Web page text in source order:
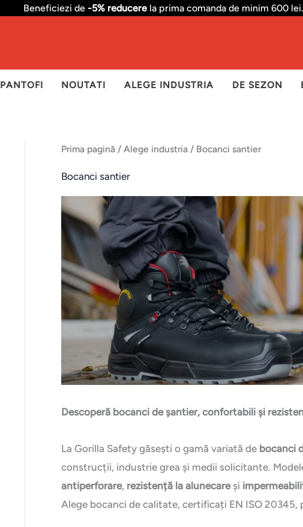
Beneficiezi de -5% reducere la prima comanda de minim 600
PANTOFI NOUTATI ALEGE INDUSTRIA DE SEZON
Prima pagină /Alege industria / Bocanci santier
Bocanci santier
Descoperă bocanci de șantier, confortabili și
La Gorilla Safety găsești o gamă variată de bocanci
construcții, industrie grea și medii solicitante.
antiperforare, rezistență la alunecareși
Alege bocanci de calitate, certificați EN ISO
Sortat